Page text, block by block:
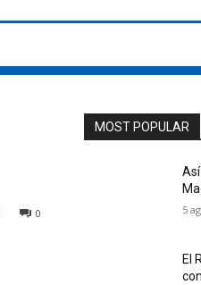
0
MOST POPULAR
5
El